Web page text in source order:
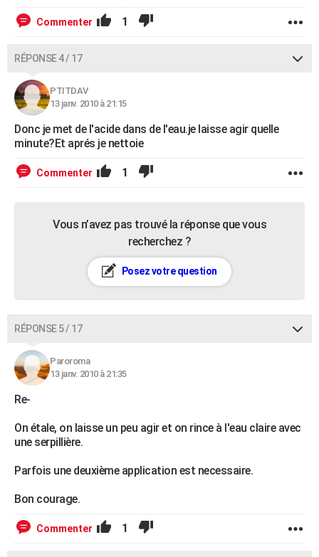
Commenter 1
RÉPONSE 4 / 17
PTITDAV
13 janv. 2010 à 21:15
Donc je met de l'acide dans de l'eau.je laisse agir quelle
minute?Et aprés je nettoie
Commenter 1
Vous n’avez pas trouvé la réponse que vous
recherchez ?
Posez votre question
RÉPONSE 5 / 17
Paroroma
13 janv. 2010 à 21:35
Re-
On étale, on laisse un peu agir et on rince à l'eau claire avec
une serpillière.
Parfois une deuxième application est necessaire.
Bon courage.
Commenter 1